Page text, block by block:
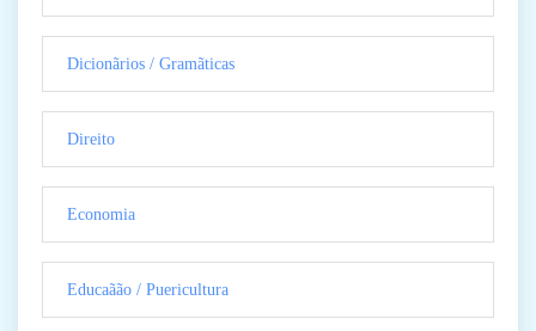
Dicionãrios / Gramãticas
Direito
Economia
Educaãão / Puericultura